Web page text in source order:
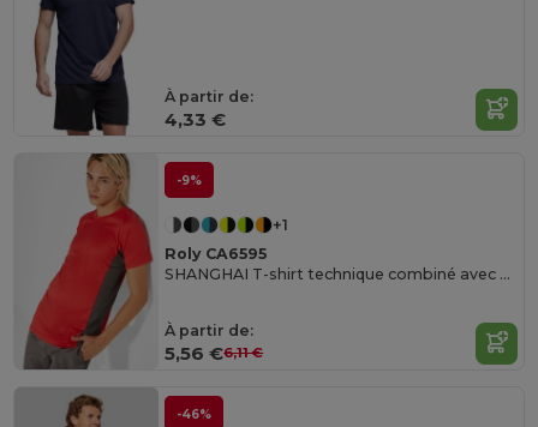
À partir de:
4,33 €
-9%
+1
Roly CA6595
SHANGHAI T-shirt technique combiné avec deux tissus en polyester
À partir de:
5,56 €6,11 €
-46%